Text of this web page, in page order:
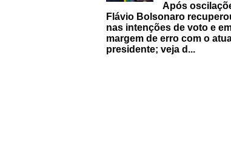
Após
Flávio Bolsonaro
nas intenções de voto e
margem de erro com o
presidente; veja d...